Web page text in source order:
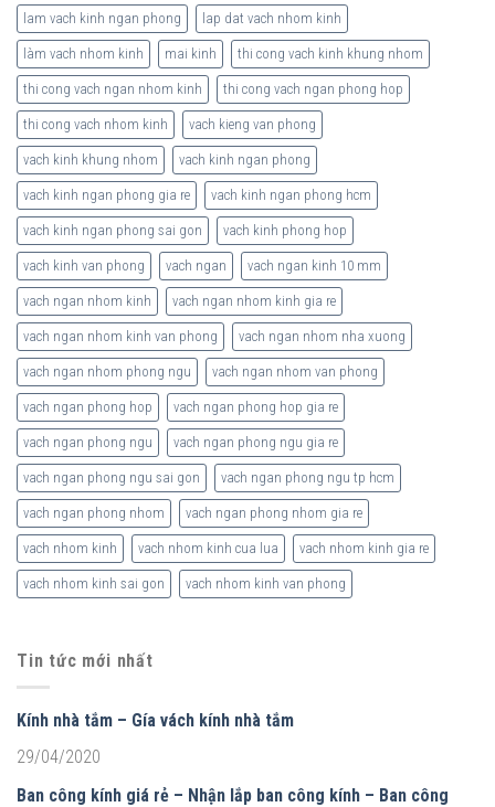
lam vach kinh ngan phong lap dat vach nhom kinh
làm vach nhom kinh mai kinh thi cong vach kinh khung nhom
thi cong vach ngan nhom kinh thi cong vach ngan phong hop
thi cong vach nhom kinh vach kieng van phong
vach kinh khung nhom vach kinh ngan phong
vach kinh ngan phong gia re vach kinh ngan phong hcm
vach kinh ngan phong sai gon vach kinh phong hop
vach kinh van phong vach ngan vach ngan kinh 10 mm
vach ngan nhom kinh vach ngan nhom kinh gia re
vach ngan nhom kinh van phong vach ngan nhom nha xuong
vach ngan nhom phong ngu vach ngan nhom van phong
vach ngan phong hop vach ngan phong hop gia re
vach ngan phong ngu vach ngan phong ngu gia re
vach ngan phong ngu sai gon vach ngan phong ngu tp hcm
vach ngan phong nhom vach ngan phong nhom gia re
vach nhom kinh vach nhom kinh cua lua vach nhom kinh gia re
vach nhom kinh sai gon vach nhom kinh van phong
Tin tức mới nhất
Kính nhà tắm – Gía vách kính nhà tắm
29/04/2020
Ban công kính giá rẻ – Nhận lắp ban công kính – Ban công